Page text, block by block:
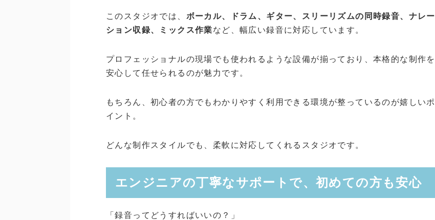
このスタジオでは、 ボーカル、ドラム、ギター、スリーリズムの同時録音、ナレー
ション収録、ミックス作業など、幅広い録音に対応しています。
プロフェッショナルの現場でも使われるような設備が揃っており、本格的な制作を
安心して任せられるのが魅力です。
もちろん、初心者の方でもわかりやすく利用できる環境が整っているのが嬉しいポ
イント。
どんな制作スタイルでも、柔軟に対応してくれるスタジオです。
エンジニアの丁寧なサポートで、初めての方も安心
「録音ってどうすればいいの？」